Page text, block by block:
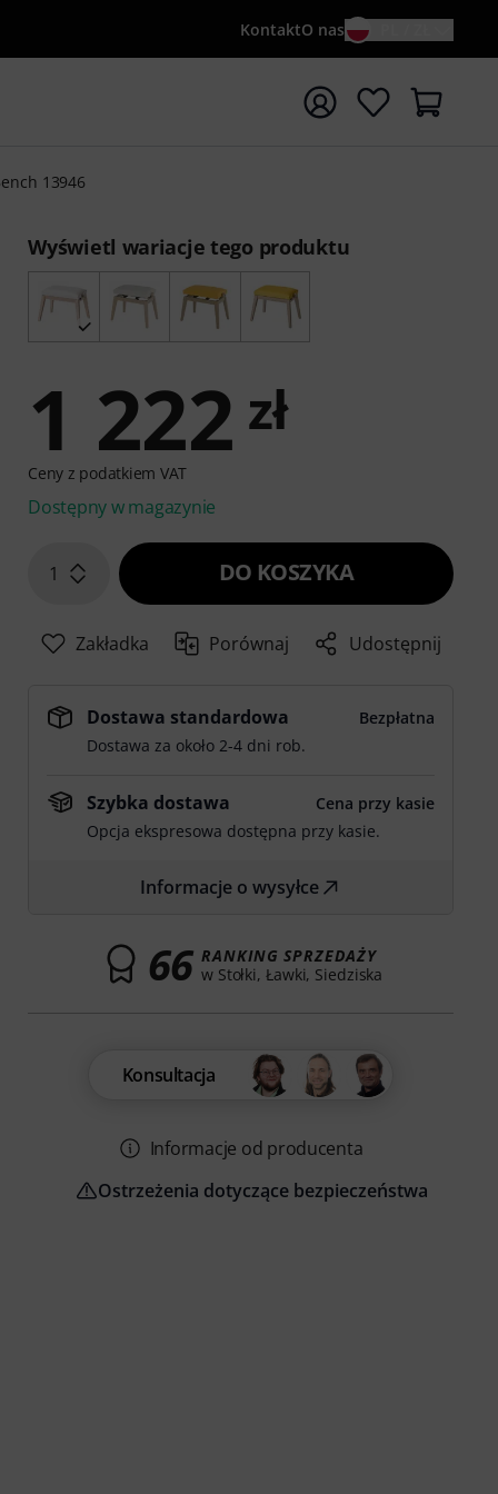
KontaktO nas
wyszukiwanie od słowa kluczowego {searchTerm}
13946
Wyświetl wariacje tego produktu
1 222 zł
Ceny z podatkiem VAT
Dostępny w magazynie
1 DO KOSZYKA
Zakładka Porównaj Udostępnij
Dostawa standardowa
Bezpłatna
Dostawa za około 2-4 dni rob.
Szybka dostawa
Cena przy kasie
Opcja ekspresowa dostępna przy kasie.
Informacje o wysyłce
66 RANKING SPRZEDAŻY
w Stołki, Ławki, Siedziska
Konsultacja
Informacje od producenta
Ostrzeżenia dotyczące bezpieczeństwa